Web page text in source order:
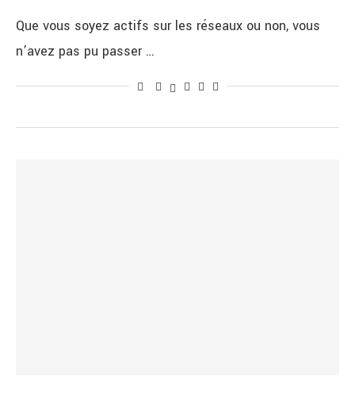
Que vous soyez actifs sur les réseaux ou non, vous
n’avez pas pu passer …